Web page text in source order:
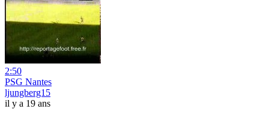
2:50
PSG Nantes
ljungberg15
il y a 19 ans